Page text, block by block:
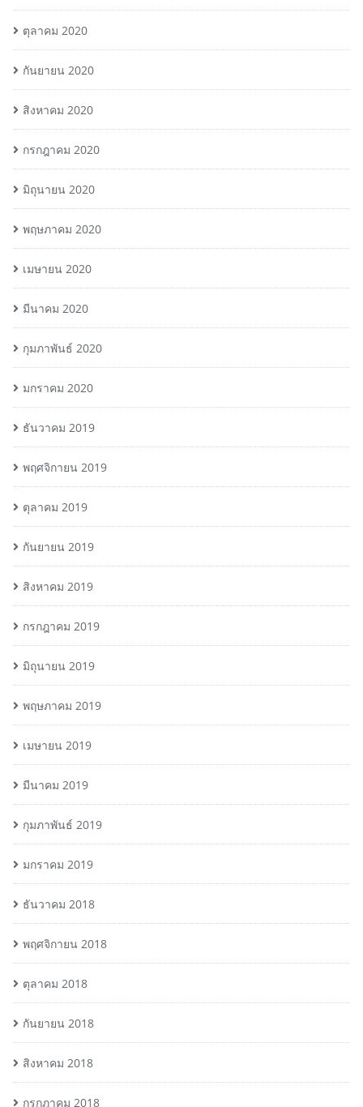
ตุลาคม 2020
กันยายน 2020
สิงหาคม 2020
กรกฎาคม 2020
มิถุนายน 2020
พฤษภาคม 2020
เมษายน 2020
มีนาคม 2020
กุมภาพันธ์ 2020
มกราคม 2020
ธันวาคม 2019
พฤศจิกายน 2019
ตุลาคม 2019
กันยายน 2019
สิงหาคม 2019
กรกฎาคม 2019
มิถุนายน 2019
พฤษภาคม 2019
เมษายน 2019
มีนาคม 2019
กุมภาพันธ์ 2019
มกราคม 2019
ธันวาคม 2018
พฤศจิกายน 2018
ตุลาคม 2018
กันยายน 2018
สิงหาคม 2018
กรกฎาคม 2018